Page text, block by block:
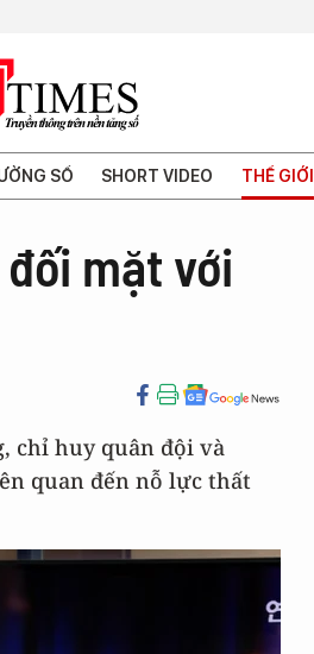
SỐ SHORT VIDEO THẾ GIỚI
mặt với
chỉ huy quân đội và
quan đến nỗ lực thất